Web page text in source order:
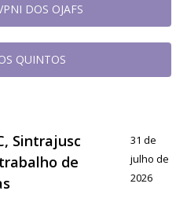
DOS OJAFS
QUINTOS
Sintrajusc
de
31 de
julho de
2026